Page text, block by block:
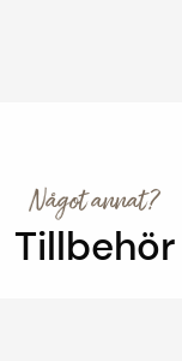
Något annat?
Tillbehör